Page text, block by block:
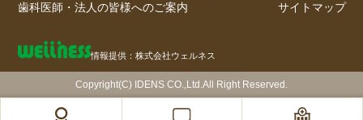
歯科医師・法人の皆様へのご案内
サイトマップ
情報提供：株式会社ウェルネス
Copyright(C) IDENS CO.,Ltd.All Right Reserved.